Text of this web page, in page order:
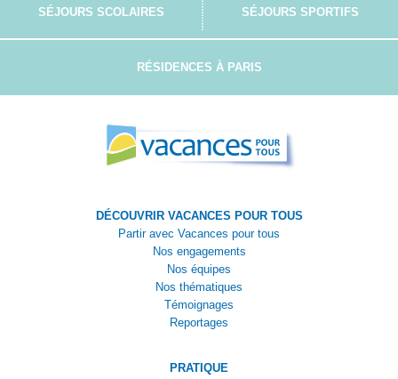
SÉJOURS SCOLAIRES SÉJOURS SPORTIFS
RÉSIDENCES À PARIS
DÉCOUVRIR VACANCES POUR TOUS
Partir avec Vacances pour tous
Nos engagements
Nos équipes
Nos thématiques
Témoignages
Reportages
PRATIQUE